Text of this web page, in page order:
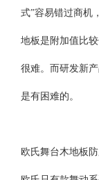
式”容易错过商机
地板是附加值比
很难。而研发新
是有困难的。
欧氏舞台木地板